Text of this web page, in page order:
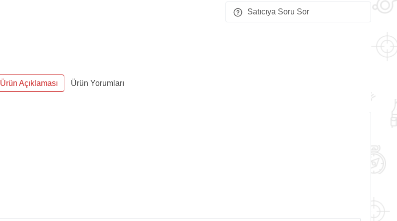
Satıcıya Soru Sor
Ürün Açıklaması Ürün Yorumları